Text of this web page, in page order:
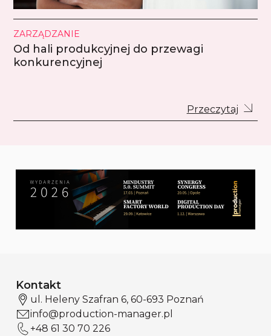
ZARZĄDZANIE
Od hali produkcyjnej do przewagi
konkurencyjnej
Przeczytaj
Kontakt
ul. Heleny Szafran 6, 60-693 Poznań
info@production-manager.pl
+48 61 30 70 226